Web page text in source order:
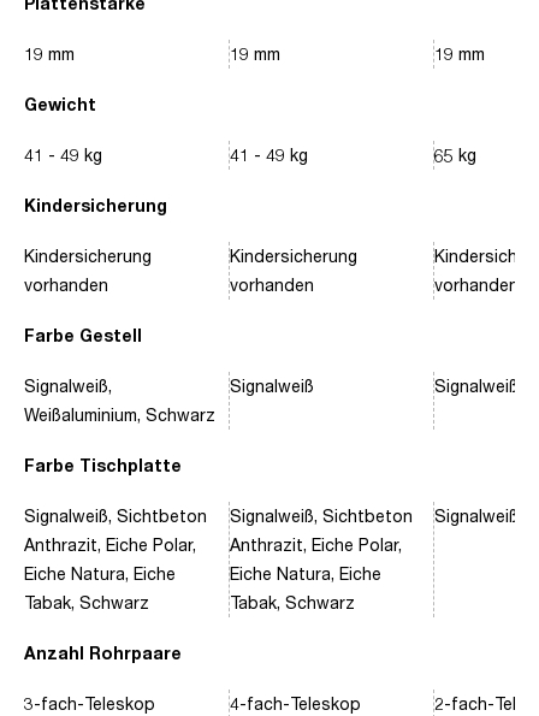
Gewicht
Kindersicherung
Farbe Gestell
Farbe Tischplatte
Anzahl Rohrpaare
19 mm
41 - 49 kg
Kindersicherung
vorhanden
Signalweiß,
Weißaluminium, Schwarz
Signalweiß, Sichtbeton
Anthrazit, Eiche Polar,
Eiche Natura, Eiche
Tabak, Schwarz
3-fach-Teleskop
19 mm
41 - 49 kg
Kindersicherung
vorhanden
Signalweiß
Signalweiß, Sichtbeton
Anthrazit, Eiche Polar,
Eiche Natura, Eiche
Tabak, Schwarz
4-fach-Teleskop
19 mm
65 kg
vorhanden
Signalweiß,
Signalweiß,
2-fach-